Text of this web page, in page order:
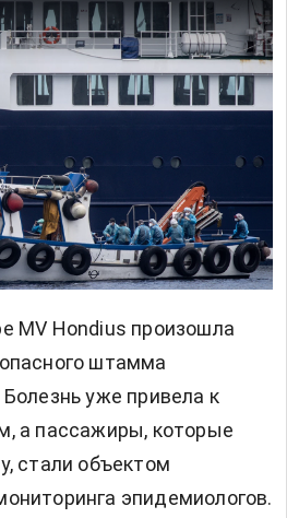
MV Hondius произошла
штамма
уже привела к
а пассажиры, которые
стали объектом
эпидемиологов.